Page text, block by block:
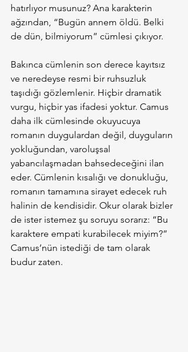
hatırlıyor musunuz? Ana karakterin
ağzından, “Bugün annem öldü. Belki
de dün, bilmiyorum” cümlesi çıkıyor.
Bakınca cümlenin son derece kayıtsız
ve neredeyse resmi bir ruhsuzluk
taşıdığı gözlemlenir. Hiçbir dramatik
vurgu, hiçbir yas ifadesi yoktur. Camus
daha ilk cümlesinde okuyucuya
romanın duygulardan değil, duyguların
yokluğundan, varoluşsal
yabancılaşmadan bahsedeceğini ilan
eder. Cümlenin kısalığı ve donukluğu,
romanın tamamına sirayet edecek ruh
halinin de kendisidir. Okur olarak bizler
de ister istemez şu soruyu sorarız: “Bu
karaktere empati kurabilecek miyim?”
Camus’nün istediği de tam olarak
budur zaten.